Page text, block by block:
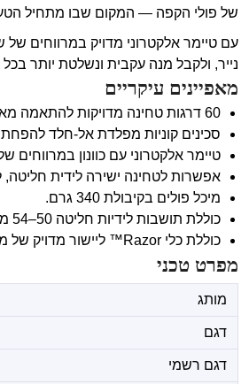
של פולי הקפה — המקום שבו מתחיל
עם טיימר אלקטרוני מדויק במרווחים
נייר, ולקבל מנה עקבית ונשלטת יותר
מאפיינים עיקריים
60 דרגות טחינה מדויקות להתאמה מאספרסו ועד פרנץ' פרס.
סכינים קוניות מפלדת אל-חלד
טיימר אלקטרוני עם כוונון במרווחים
אפשרות לטחינה ישירה לידית חליטה,
מיכל פולים בקיבולת 340 גרם.
כוללת תושבות לידיות חליטה 50–54 מ״מ ו-58 מ״מ.
כוללת כלי Razor™ ליישור מדויק של מנת הקפה בידית.
מפרט טכני
מותג
דגם
דגם רשמי